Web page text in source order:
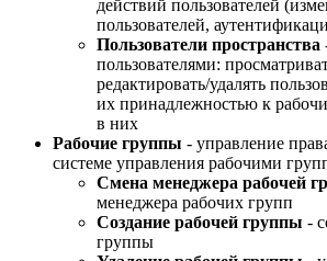
действий пользователей
пользователей,
Пользователи пространства
пользователями:
редактировать/удалять
их принадлежностью к
в них
Рабочие группы - управление
системе управления рабочими
Смена менеджера рабочей
менеджера рабочих групп
Создание рабочей группы -
группы